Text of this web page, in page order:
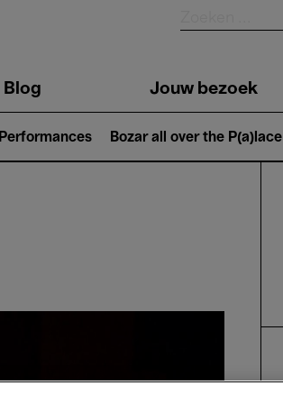
Blog Jouw bezoek
Performances Bozar all over the P(a)lace